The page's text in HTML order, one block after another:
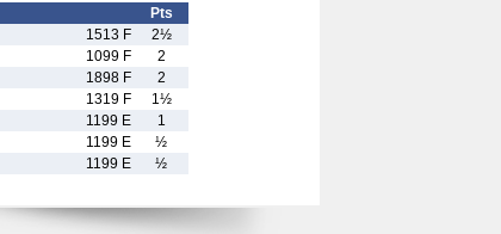
Pts
1513 F
2½
1099 F
2
1898 F
2
1319 F
1½
1199 E
1
1199 E
½
1199 E ½